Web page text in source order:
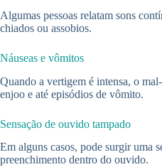
Algumas pessoas relatam sons
chiados ou assobios.
Náuseas e vômitos
Quando a vertigem é intensa, o
enjoo e até episódios de vômito.
Sensação de ouvido tampado
Em alguns casos, pode surgir uma
preenchimento dentro do ouvido.